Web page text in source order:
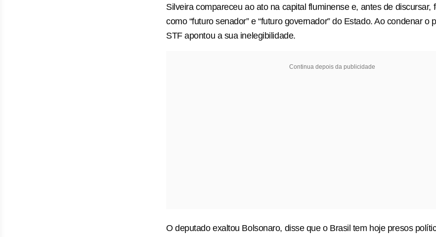
Silveira compareceu ao ato na capital fluminense e, antes de discursar,
como “futuro senador” e “futuro governador” do Estado. Ao condenar o
STF apontou a sua inelegibilidade.
Continua depois da publicidade
O deputado exaltou Bolsonaro, disse que o Brasil tem hoje presos